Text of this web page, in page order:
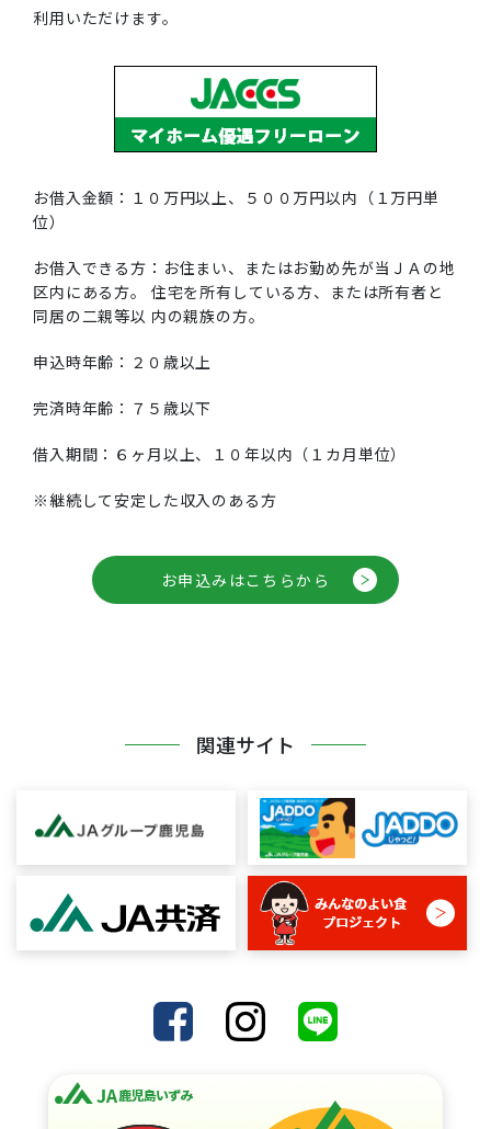
利用いただけます。
お借入金額：１０万円以上、５００万円以内（１万円単
位）
お借入できる方：お住まい、またはお勤め先が当ＪＡの地
区内にある方。 住宅を所有している方、または所有者と
同居の二親等以 内の親族の方。
申込時年齢：２０歳以上
完済時年齢：７５歳以下
借入期間：６ヶ月以上、１０年以内（１カ月単位）
※継続して安定した収入のある方
お申込みはこちらから
関連サイト